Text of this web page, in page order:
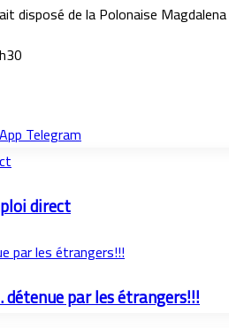
disposé de la Polonaise
Telegram
direct
par les étrangers!!!
par les étrangers!!!